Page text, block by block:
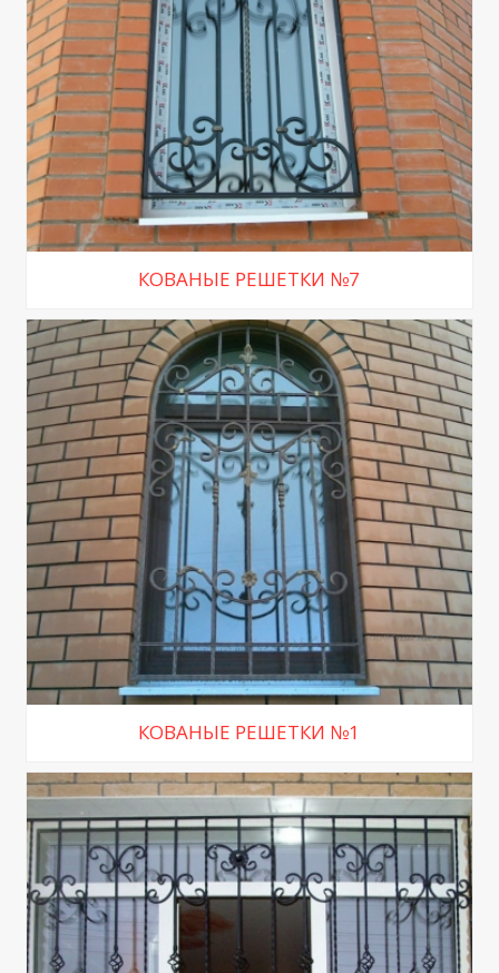
КОВАНЫЕ РЕШЕТКИ №7
КОВАНЫЕ РЕШЕТКИ №1